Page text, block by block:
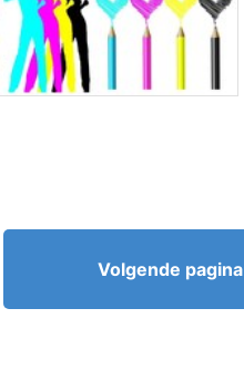
Volgende pagina